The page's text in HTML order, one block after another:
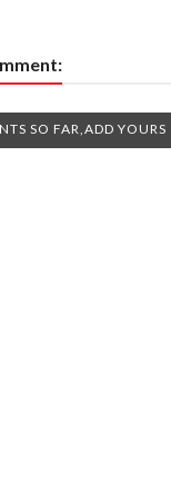
SO FAR,ADD YOURS